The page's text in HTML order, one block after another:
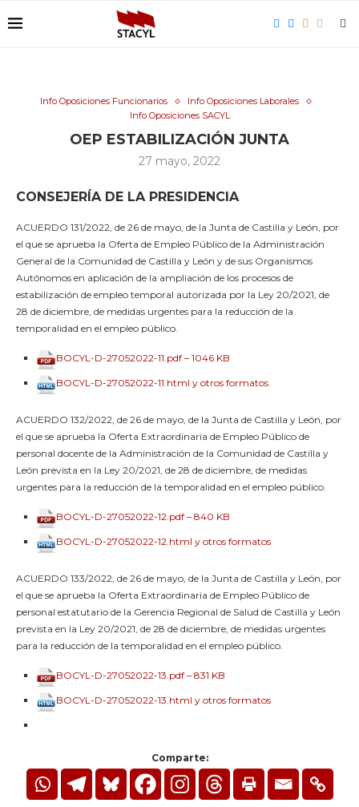
Info Oposiciones Funcionarios
Info Oposiciones Laborales
Info Oposiciones SACYL
OEP ESTABILIZACIÓN JUNTA
27 mayo, 2022
CONSEJERÍA DE LA PRESIDENCIA
ACUERDO 131/2022, de 26 de mayo, de la Junta de Castilla y León, por
el que se aprueba la Oferta de Empleo Público de la Administración
General de la Comunidad de Castilla y León y de sus Organismos
Autónomos en aplicación de la ampliación de los procesos de
estabilización de empleo temporal autorizada por la Ley 20/2021, de
28 de diciembre, de medidas urgentes para la reducción de la
temporalidad en el empleo público.
BOCYL-D-27052022-11.pdf – 1046 KB
BOCYL-D-27052022-11.html y otros formatos
ACUERDO 132/2022, de 26 de mayo, de la Junta de Castilla y León, por
el que se aprueba la Oferta Extraordinaria de Empleo Público de
personal docente de la Administración de la Comunidad de Castilla y
León prevista en la Ley 20/2021, de 28 de diciembre, de medidas
urgentes para la reducción de la temporalidad en el empleo público.
BOCYL-D-27052022-12.pdf – 840 KB
BOCYL-D-27052022-12.html y otros formatos
ACUERDO 133/2022, de 26 de mayo, de la Junta de Castilla y León, por
el que se aprueba la Oferta Extraordinaria de Empleo Público de
personal estatutario de la Gerencia Regional de Salud de Castilla y León
prevista en la Ley 20/2021, de 28 de diciembre, de medidas urgentes
para la reducción de la temporalidad en el empleo público.
BOCYL-D-27052022-13.pdf – 831 KB
BOCYL-D-27052022-13.html y otros formatos
Comparte: